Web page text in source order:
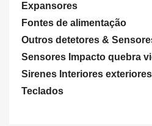
Expansores
Fontes de alimentação
Outros detetores &
Sensores Impacto quebra
Sirenes Interiores exteriores
Teclados